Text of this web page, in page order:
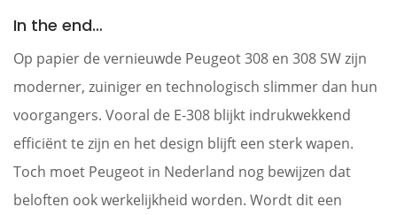
In the end…
Op papier de vernieuwde Peugeot 308 en 308 SW zijn
moderner, zuiniger en technologisch slimmer dan hun
voorgangers. Vooral de E-308 blijkt indrukwekkend
efficiënt te zijn en het design blijft een sterk wapen.
Toch moet Peugeot in Nederland nog bewijzen dat
beloften ook werkelijkheid worden. Wordt dit een